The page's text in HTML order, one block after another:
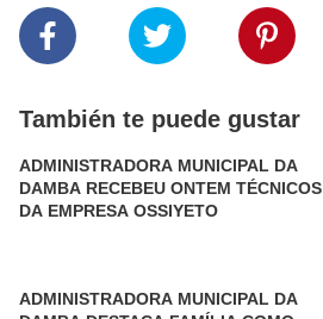
También te puede gustar
ADMINISTRADORA MUNICIPAL DA
DAMBA RECEBEU ONTEM TÉCNICOS
DA EMPRESA OSSIYETO
ADMINISTRADORA MUNICIPAL DA